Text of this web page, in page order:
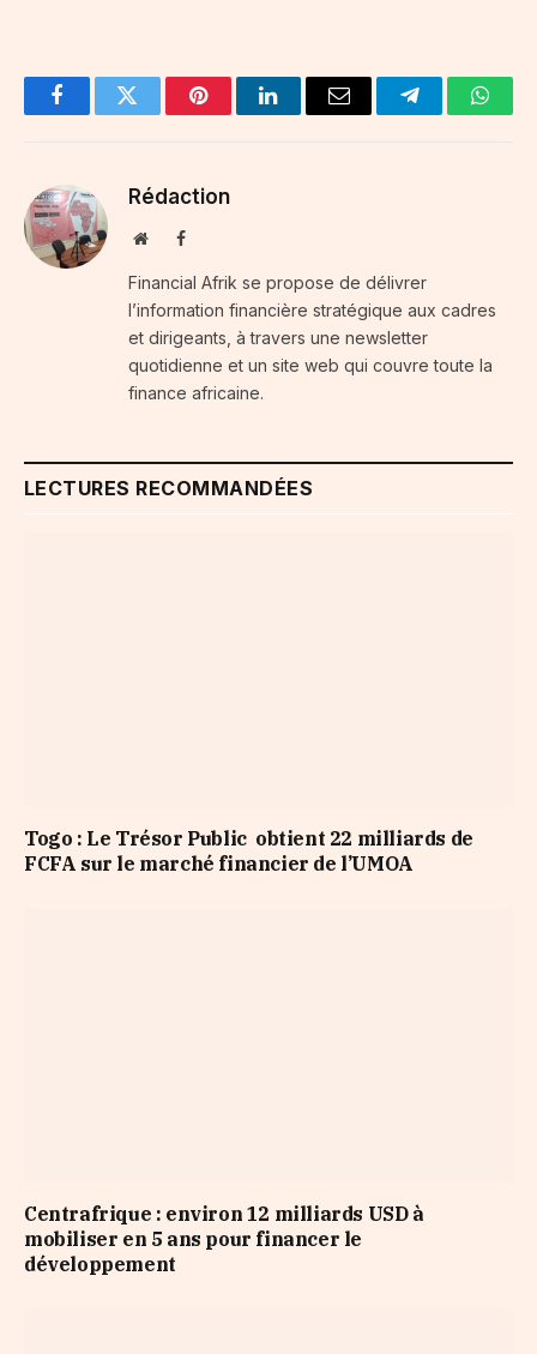
FacebookTwitter PinterestLinkedInEmail Telegram
Rédaction
WebsiteFacebook
Financial Afrik se propose de délivrer
l’information financière stratégique aux cadres
et dirigeants, à travers une newsletter
quotidienne et un site web qui couvre toute la
finance africaine.
LECTURES RECOMMANDÉES
Togo : Le Trésor Public obtient 22 milliards de
FCFA sur le marché financier de l’UMOA
Centrafrique : environ 12 milliards USD à
mobiliser en 5 ans pour financer le
développement